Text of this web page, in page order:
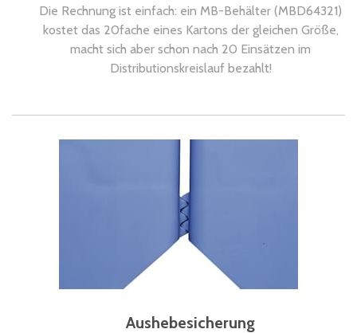
Die Rechnung ist einfach: ein MB-Behälter (MBD64321)
kostet das 20fache eines Kartons der gleichen Größe,
macht sich aber schon nach 20 Einsätzen im
Distributionskreislauf bezahlt!
Aushebesicherung